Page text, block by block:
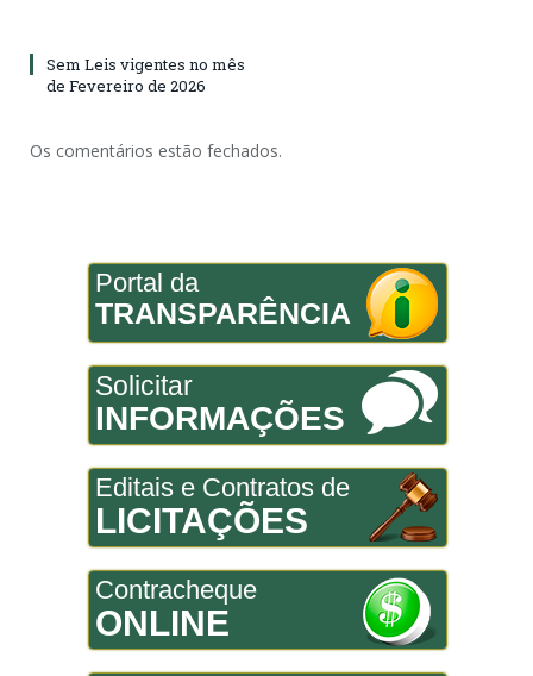
Sem Leis vigentes no mês
de Fevereiro de 2026
Os comentários estão fechados.
Portal da
TRANSPARÊNCIA
Solicitar
INFORMAÇÕES
Editais e Contratos de
LICITAÇÕES
Contracheque
ONLINE